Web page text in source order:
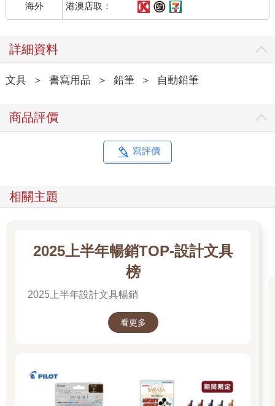
海外 港澳店取：
詳細資料
文具 ＞ 書寫用品 ＞ 鉛筆 ＞ 自動鉛筆
商品評價
寫評價
相關主題
2025上半年暢銷TOP-設計文具
榜
2025上半年設計文具暢銷
看更多